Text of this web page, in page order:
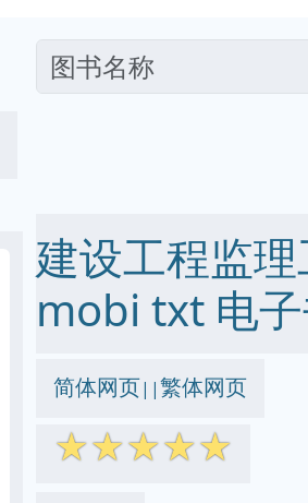
建设工程监
mobi txt 电
简体网页||繁体网页
☆☆☆☆☆